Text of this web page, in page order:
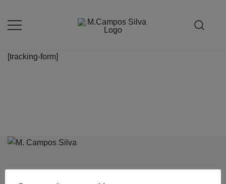
para
[tracking-form]